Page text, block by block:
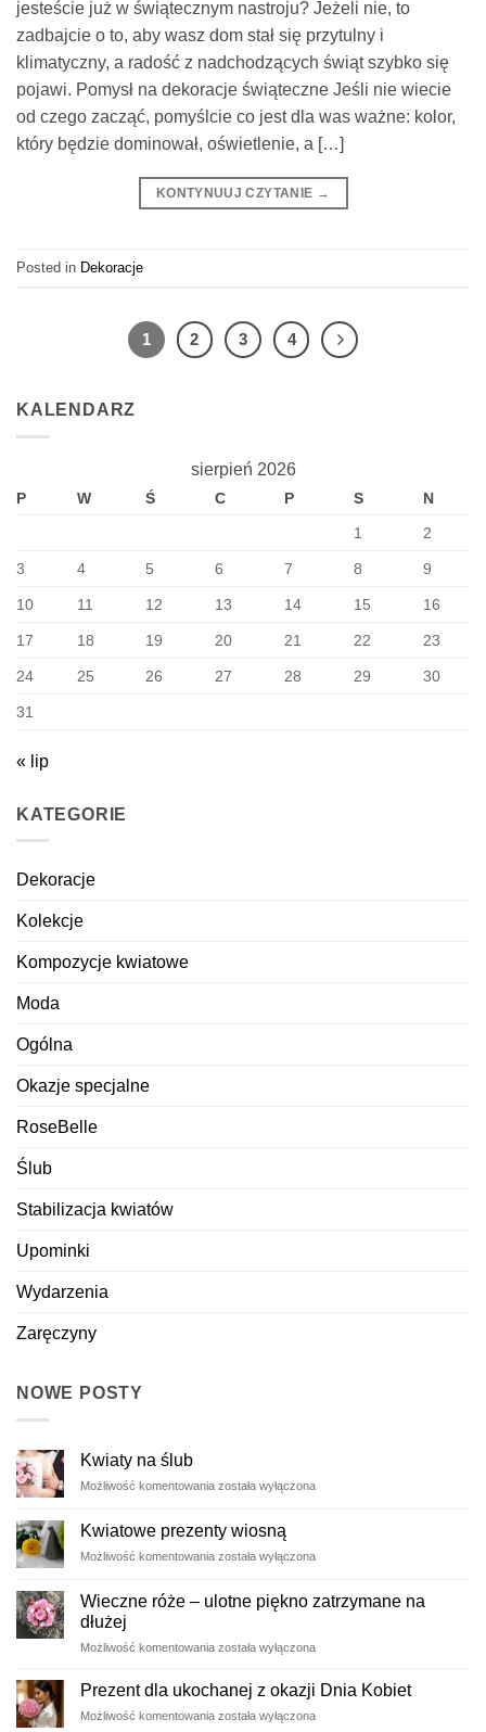
jesteście już w świątecznym nastroju? Jeżeli nie, to
zadbajcie o to, aby wasz dom stał się przytulny i
klimatyczny, a radość z nadchodzących świąt szybko się
pojawi. Pomysł na dekoracje świąteczne Jeśli nie wiecie
od czego zacząć, pomyślcie co jest dla was ważne: kolor,
który będzie dominował, oświetlenie, a […]
KONTYNUUJ CZYTANIE →
Posted in Dekoracje
1 2 3 4
KALENDARZ
sierpień 2026
P W Ś C P S
N
1
2
3 4 5 6 7 8 9
10 11 12 13 14 15 16
17 18 19 20 21 22 23
24 25 26 27 28 29 30
31
« lip
KATEGORIE
Dekoracje
Kolekcje
Kompozycje kwiatowe
Moda
Ogólna
Okazje specjalne
RoseBelle
Ślub
Stabilizacja kwiatów
Upominki
Wydarzenia
Zaręczyny
NOWE POSTY
Kwiaty na ślub
Możliwość komentowania Kwiaty
została wyłączona
Kwiatowe prezenty wiosną
Możliwość komentowania Kwiatowe
została wyłączona
Wieczne róże – ulotne piękno zatrzymane na
dłużej
Możliwość komentowania Wieczne
ulotne
piękno
została wyłączona
Prezent dla ukochanej z okazji Dnia Kobiet
Możliwość komentowania Prezent
została wyłączona